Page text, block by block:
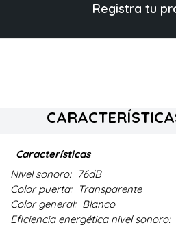
Registra tu
Características
Nivel sonoro: 76dB
Color puerta: Transparente
Color general: Blanco
Eficiencia energética nivel sonoro: